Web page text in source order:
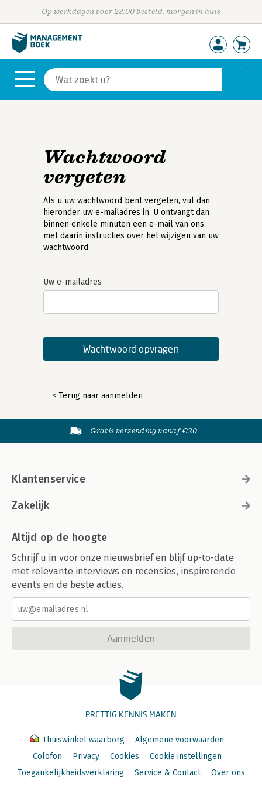
Op werkdagen voor 23:00 besteld, morgen in huis
Wachtwoord
vergeten
Als u uw wachtwoord bent vergeten, vul dan
hieronder uw e-mailadres in. U ontvangt dan
binnen enkele minuten een e-mail van ons
met daarin instructies over het wijzigen van uw
wachtwoord.
Uw e-mailadres
< Terug naar aanmelden
Gratis verzending vanaf €20
Klantenservice
Zakelijk
Altijd op de hoogte
Schrijf u in voor onze nieuwsbrief en blijf up-to-date
met relevante interviews en recensies, inspirerende
events en de beste acties.
Aanmelden
PRETTIG KENNIS MAKEN
Thuiswinkel waarborg
Algemene voorwaarden
Colofon
Privacy Cookies
Cookie instellingen
Toegankelijkheidsverklaring
Service & Contact Over ons